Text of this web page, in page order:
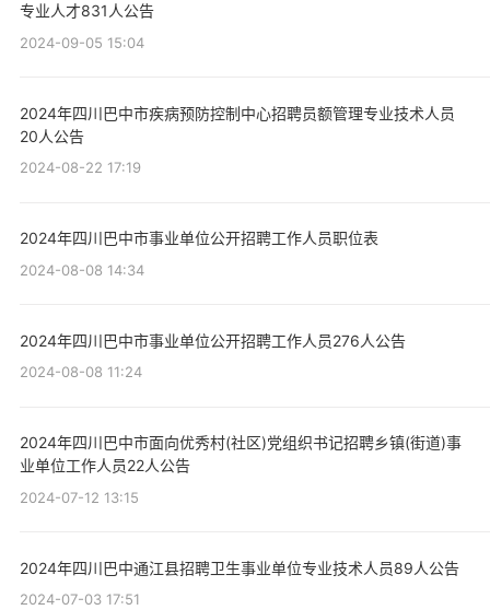
专业人才831人公告
2024-09-05 15:04
2024年四川巴中市疾病预防控制中心招聘员额管理专业技术人员
20人公告
2024-08-22 17:19
2024年四川巴中市事业单位公开招聘工作人员职位表
2024-08-08 14:34
2024年四川巴中市事业单位公开招聘工作人员276人公告
2024-08-08 11:24
2024年四川巴中市面向优秀村(社区)党组织书记招聘乡镇(街道)事
业单位工作人员22人公告
2024-07-12 13:15
2024年四川巴中通江县招聘卫生事业单位专业技术人员89人公告
2024-07-03 17:51